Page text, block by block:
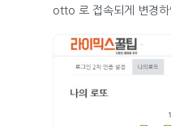
otto 로 접속되게 변경하